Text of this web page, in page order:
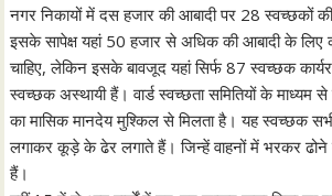
नगर निकायों में दस हजार की आबादी पर 28 स्वच्छकों
इसके सापेक्ष यहां 50 हजार से अधिक की आबादी के
चाहिए, लेकिन इसके बावजूद यहां सिर्फ 87 स्वच्छक
स्वच्छक अस्थायी हैं। वार्ड स्वच्छता समितियों के माध्यम
का मासिक मानदेय मुश्किल से मिलता है। यह स्वच्छक
लगाकर कूड़े के ढेर लगाते हैं। जिन्हें वाहनों में भरकर ढोने
हैं।